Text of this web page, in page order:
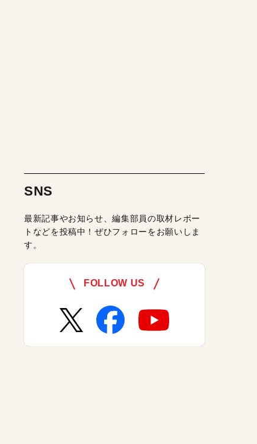
SNS
最新記事やお知らせ、編集部員の取材レポー
トなどを投稿中！ぜひフォローをお願いしま
す。
FOLLOW US